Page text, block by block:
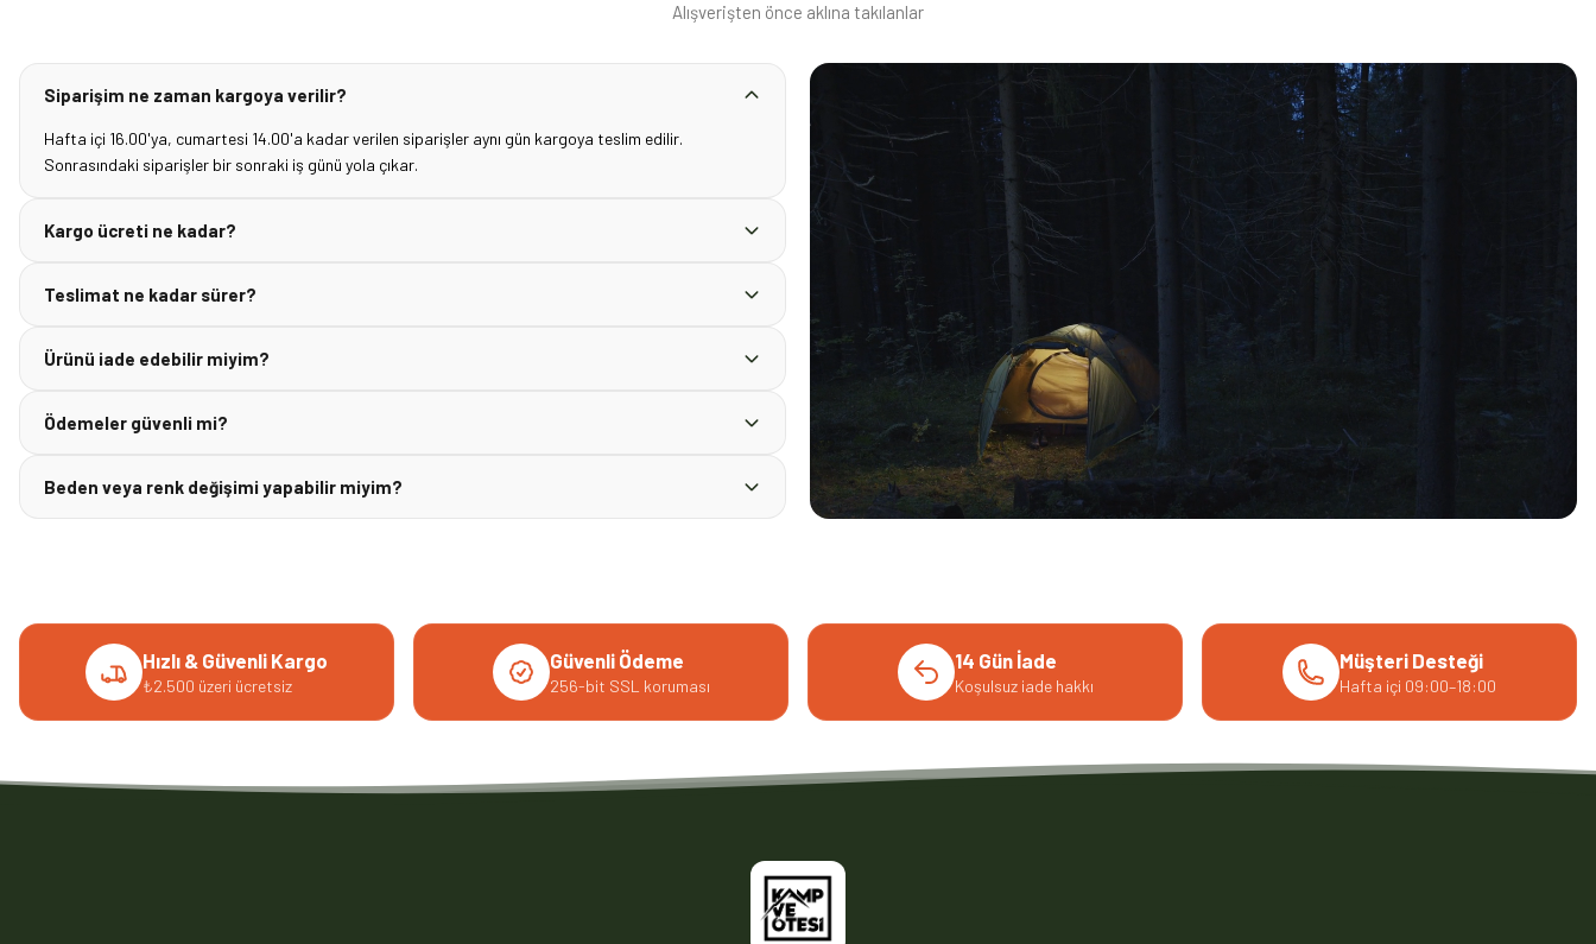
Alışverişten önce aklına takılanlar
Siparişim ne zaman kargoya verilir?
Hafta içi 16.00'ya, cumartesi 14.00'a kadar verilen siparişler aynı gün kargoya teslim edilir.
Sonrasındaki siparişler bir sonraki iş günü yola çıkar.
Kargo ücreti ne kadar?
Teslimat ne kadar sürer?
Ürünü iade edebilir miyim?
Ödemeler güvenli mi?
Beden veya renk değişimi yapabilir miyim?
Hızlı & Güvenli Kargo
₺2.500 üzeri ücretsiz
Güvenli Ödeme
256-bit SSL koruması
14 Gün İade
Koşulsuz iade hakkı
Müşteri Desteği
Hafta içi 09:00–18:00